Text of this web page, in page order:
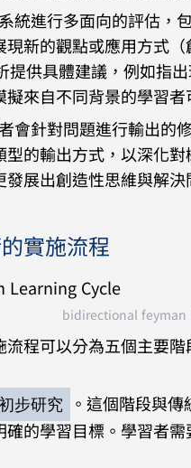
統進行多面向的評估，
新的觀點或應用方式
提供具體建議，例如指
來自不同背景的學習
會針對問題進行輸出的
的輸出方式，以深化
展出創造性思維與解
實施流程
bidirectional feyman
程可以分為五個主要
步研究
。這個階段與
的學習目標。學習者